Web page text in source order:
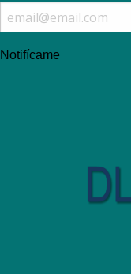
Notifícame